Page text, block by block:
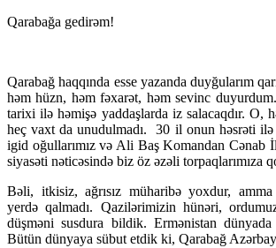
Qarabağa gedirəm!
Qarabağ haqqında esse yazanda duyğularım
həm hüzn, həm fəxarət, həm sevinc
tarixi ilə həmişə yaddaşlarda iz salacaqdır. O,
heç vaxt da unudulmadı. 30 il onun həsrəti ilə
igid oğullarımız və Ali Baş Komandan
siyasəti nəticəsində biz öz əzəli torpaqlarımıza
Bəli, itkisiz, ağrısız müharibə yoxdur, amma
yerdə qalmadı. Qazilərimizin hünəri,
düşməni susdura bildik. Ermənistan
Bütün dünyaya sübut etdik ki, Qarabağ